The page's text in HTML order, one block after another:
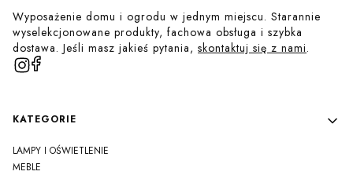
Wyposażenie domu i ogrodu w jednym miejscu. Starannie
wyselekcjonowane produkty, fachowa obsługa i szybka
dostawa. Jeśli masz jakieś pytania, skontaktuj się z nami.
Linki w stopce
KATEGORIE
LAMPY I OŚWIETLENIE
MEBLE